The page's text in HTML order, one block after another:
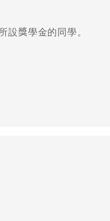
設獎學金的同學。